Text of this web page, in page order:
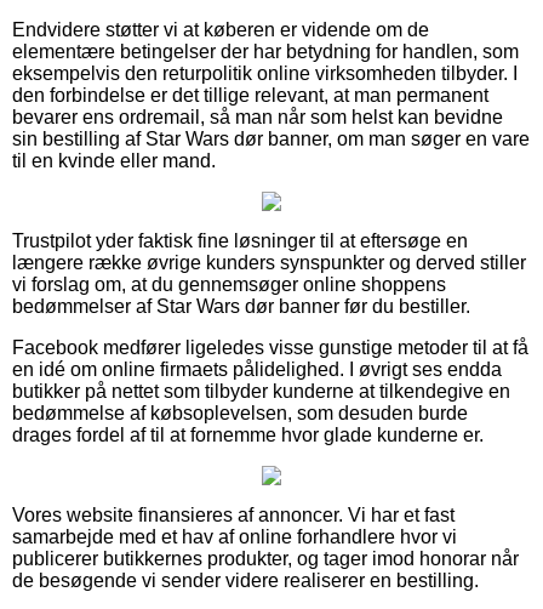
Endvidere støtter vi at køberen er vidende om de
elementære betingelser der har betydning for handlen, som
eksempelvis den returpolitik online virksomheden tilbyder. I
den forbindelse er det tillige relevant, at man permanent
bevarer ens ordremail, så man når som helst kan bevidne
sin bestilling af Star Wars dør banner, om man søger en vare
til en kvinde eller mand.
Trustpilot yder faktisk fine løsninger til at eftersøge en
længere række øvrige kunders synspunkter og derved stiller
vi forslag om, at du gennemsøger online shoppens
bedømmelser af Star Wars dør banner før du bestiller.
Facebook medfører ligeledes visse gunstige metoder til at få
en idé om online firmaets pålidelighed. I øvrigt ses endda
butikker på nettet som tilbyder kunderne at tilkendegive en
bedømmelse af købsoplevelsen, som desuden burde
drages fordel af til at fornemme hvor glade kunderne er.
Vores website finansieres af annoncer. Vi har et fast
samarbejde med et hav af online forhandlere hvor vi
publicerer butikkernes produkter, og tager imod honorar når
de besøgende vi sender videre realiserer en bestilling.